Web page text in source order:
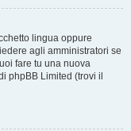
lingua oppure
agli amministratori se
fare tu una nuova
phpBB Limited (trovi il